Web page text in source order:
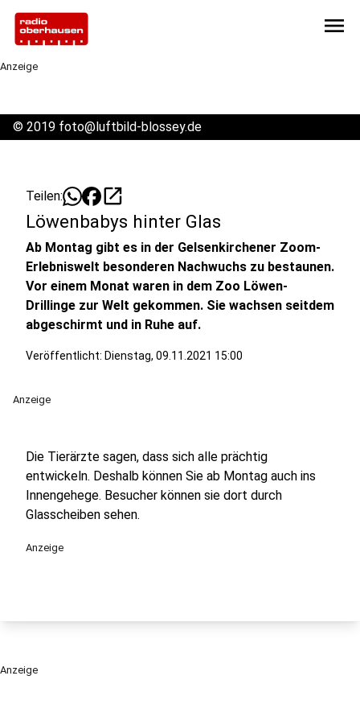
menu
Anzeige
© 2019 foto@luftbild-blossey.de
Teilen: open_in_new
Löwenbabys hinter Glas
Ab Montag gibt es in der Gelsenkirchener Zoom-
Erlebniswelt besonderen Nachwuchs zu bestaunen.
Vor einem Monat waren in dem Zoo Löwen-
Drillinge zur Welt gekommen. Sie wachsen seitdem
abgeschirmt und in Ruhe auf.
Veröffentlicht: Dienstag, 09.11.2021 15:00
Anzeige
Die Tierärzte sagen, dass sich alle prächtig
entwickeln. Deshalb können Sie ab Montag auch ins
Innengehege. Besucher können sie dort durch
Glasscheiben sehen.
Anzeige
Anzeige